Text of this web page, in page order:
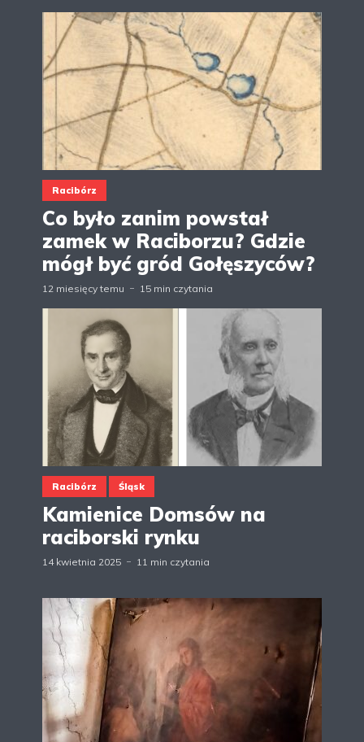
Racibórz
Co było zanim powstał
zamek w Raciborzu? Gdzie
mógł być gród Gołęszyców?
12 miesięcy temu 15 min czytania
Racibórz Śląsk
Kamienice Domsów na
raciborski rynku
14 kwietnia 2025 11 min czytania